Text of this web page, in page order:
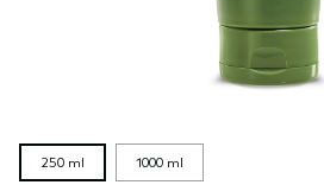
250 ml 1000 ml